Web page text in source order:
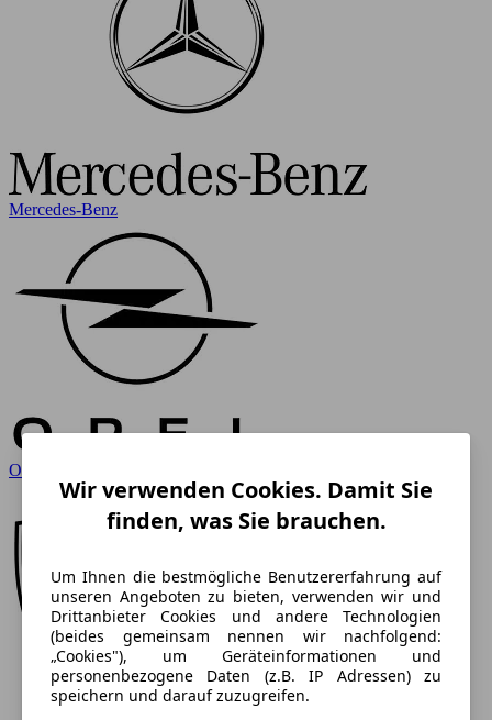
Mercedes-Benz
Opel
Wir verwenden Cookies. Damit Sie
finden, was Sie brauchen.
Um Ihnen die bestmögliche Benutzererfahrung auf
unseren Angeboten zu bieten, verwenden wir und
Drittanbieter Cookies und andere Technologien
(beides gemeinsam nennen wir nachfolgend:
„Cookies"), um Geräteinformationen und
personenbezogene Daten (z.B. IP Adressen) zu
speichern und darauf zuzugreifen.